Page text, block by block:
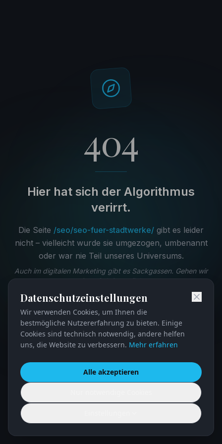
404
Hier hat sich der Algorithmus
verirrt.
Die Seite /seo/seo-fuer-stadtwerke/ gibt es leider
nicht – vielleicht wurde sie umgezogen, umbenannt
oder war nie Teil unseres Universums.
Auch im digitalen Marketing gibt es Sackgassen. Gehen wir
einen Schritt zurück.
Zur Startseite
Im Magazin stöbern
Zurück zur vorherigen Seite
Datenschutzeinstellungen
Wir verwenden Cookies, um Ihnen die
bestmögliche Nutzererfahrung zu bieten. Einige
Cookies sind technisch notwendig, andere helfen
uns, die Website zu verbessern. Mehr erfahren
Alle akzeptieren